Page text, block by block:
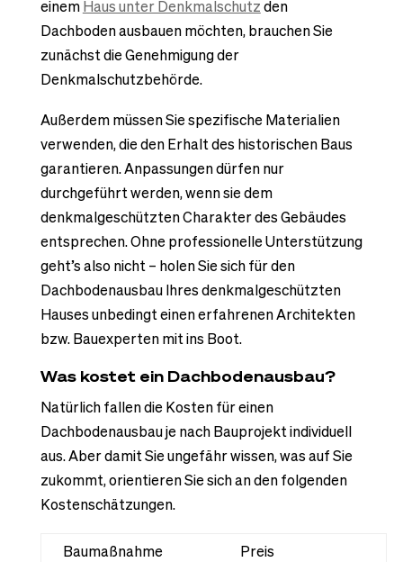
einemHaus unter Denkmalschutzden
Dachboden ausbauen möchten, brauchen Sie
zunächst die Genehmigung der
Denkmalschutzbehörde.
Außerdem müssen Sie spezifische Materialien
verwenden, die den Erhalt des historischen Baus
garantieren. Anpassungen dürfen nur
durchgeführt werden, wenn sie dem
denkmalgeschützten Charakter des Gebäudes
entsprechen. Ohne professionelle Unterstützung
geht’s also nicht – holen Sie sich für den
Dachbodenausbau Ihres denkmalgeschützten
Hauses unbedingt einen erfahrenen Architekten
bzw. Bauexperten mit ins Boot.
Was kostet ein Dachbodenausbau?
Natürlich fallen die Kosten für einen
Dachbodenausbau je nach Bauprojekt individuell
aus. Aber damit Sie ungefähr wissen, was auf Sie
zukommt, orientieren Sie sich an den folgenden
Kostenschätzungen.
Baumaßnahme
Preis